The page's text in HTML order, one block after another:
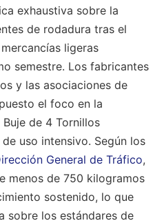
exhaustiva sobre la
de rodadura tras el
ligeras
semestre. Los fabricantes
y las asociaciones de
el foco en la
de 4 Tornillos
uso intensivo. Según los
General de Tráfico,
menos de 750 kilogramos
sostenido, lo que
sobre los estándares de